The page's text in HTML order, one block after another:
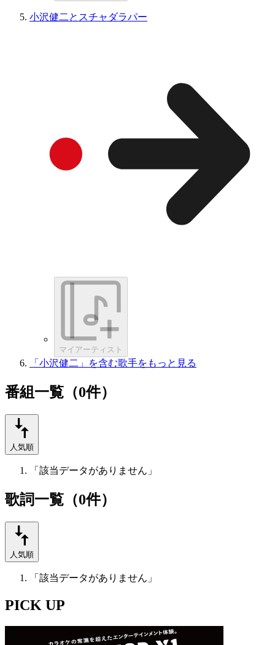
小沢健二とスチャダラパー
マイアーティスト
「小沢健二」を含む歌手をもっと見る
番組一覧（0件）
人気順
「該当データがありません」
歌詞一覧（0件）
人気順
「該当データがありません」
PICK UP